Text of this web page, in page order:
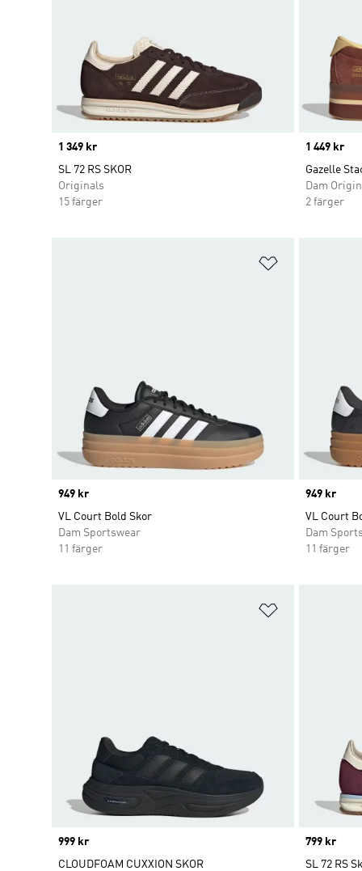
Price
1 349 kr
SL 72 RS SKOR
Originals
15 färger
Price
1 449 kr
Gazelle
Dam
2 färger
Price
949 kr
VL Court Bold Skor
Dam Sportswear
11 färger
Price
949 kr
VL Court
Dam
11 färger
Price
999 kr
CLOUDFOAM CUXXION SKOR
Price
799 kr
SL 72 RS